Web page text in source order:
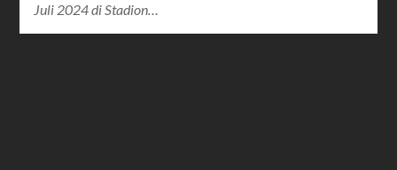
Juli 2024 di Stadion…